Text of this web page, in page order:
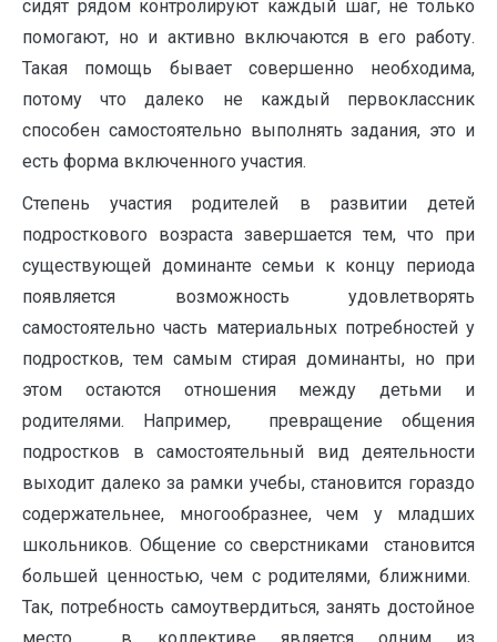
сидят рядом контролируют каждый шаг, не только
помогают, но и активно включаются в его работу.
Такая помощь бывает совершенно необходима,
потому что далеко не каждый первоклассник
способен самостоятельно выполнять задания, это и
есть форма включенного участия.
Степень участия родителей в развитии детей
подросткового возраста завершается тем, что при
существующей доминанте семьи к концу периода
появляется возможность удовлетворять
самостоятельно часть материальных потребностей у
подростков, тем самым стирая доминанты, но при
этом остаются отношения между детьми и
родителями. Например, превращение общения
подростков в самостоятельный вид деятельности
выходит далеко за рамки учебы, становится гораздо
содержательнее, многообразнее, чем у младших
школьников. Общение со сверстниками становится
большей ценностью, чем с родителями, ближними.
Так, потребность самоутвердиться, занять достойное
место в коллективе является одним из